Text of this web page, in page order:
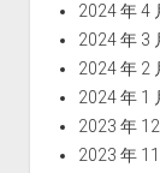
2024 年 4
2024 年 3
2024 年 2
2024 年 1
2023 年 12
2023 年 11